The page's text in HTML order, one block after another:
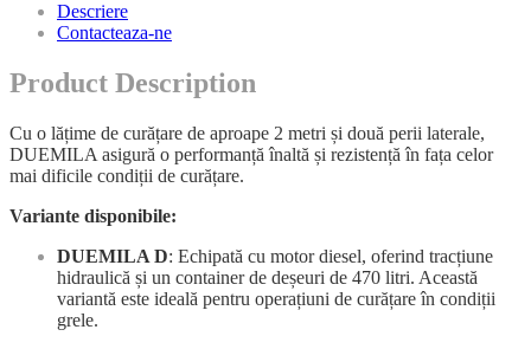
Descriere
Contacteaza-ne
Product Description
Cu o lățime de curățare de aproape 2 metri și două perii laterale,
DUEMILA asigură o performanță înaltă și rezistență în fața celor
mai dificile condiții de curățare.
Variante disponibile:
DUEMILA D: Echipată cu motor diesel, oferind tracțiune
hidraulică și un container de deșeuri de 470 litri. Această
variantă este ideală pentru operațiuni de curățare în condiții
grele.